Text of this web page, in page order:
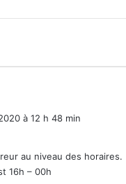
à 12 h 48 min
au niveau des horaires.
16h – 00h